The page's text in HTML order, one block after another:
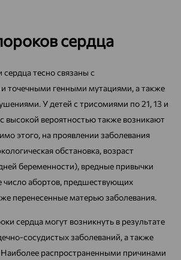
сердца
тесно связаны с
точечными генными мутациями, а также
У детей с трисомиями по 21, 13 и
высокой вероятностью также возникают
этого, на проявлении заболевания
обстановка, возраст
беременности), вредные привычки
число абортов, предшествующих
перенесенные матерью заболевания.
сердца могут возникнуть в результате
сосудистых заболеваний, а также
распространенными причинами